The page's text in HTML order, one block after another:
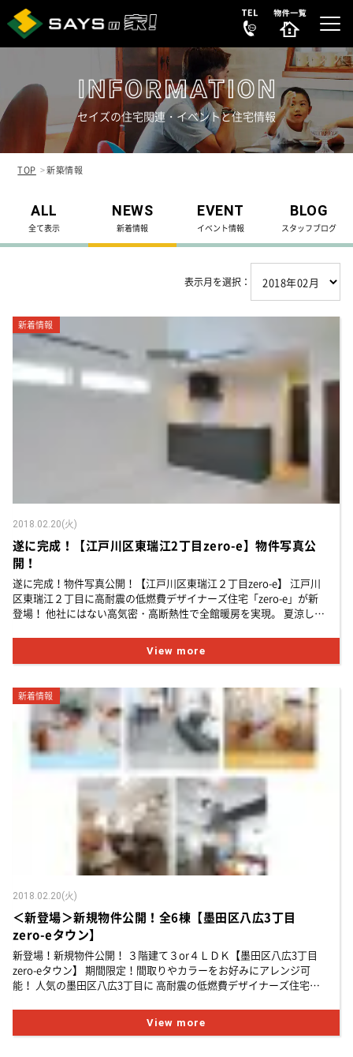
選ばれる理由
NEW HOUSE
販売中の新築分譲住宅
SECONDHAND
新着情報
建築実例
オーナーズボイス
動画ギャラリー
家づくりワークショップ
（住宅コラム）
耐震等級3の家づくり
「したまち未来活用」～不動産売却相談室～
プライバシーポリシー
サイトマップ
セイズの住宅関連・イベントと住宅情報
TOP 新築情報
ALL
全て表示
NEWS
新着情報
EVENT
イベント情報
BLOG
スタッフブログ
表示月を選択：
新着情報
2018.02.20(火)
遂に完成！【江戸川区東瑞江2丁目zero-e】物件写真公
開！
遂に完成！物件写真公開！【江戸川区東瑞江２丁目zero-e】 江戸川
区東瑞江２丁目に高耐震の低燃費デザイナーズ住宅「zero-e」が新
登場！ 他社にはない高気密・高断熱性で全館暖房を実現。 夏涼しく
View more
新着情報
2018.02.20(火)
＜新登場＞新規物件公開！全6棟【墨田区八広3丁目
zero-eタウン】
新登場！新規物件公開！ ３階建て３or４ＬＤＫ【墨田区八広3丁目
zero-eタウン】 期間限定！間取りやカラーをお好みにアレンジ可
能！ 人気の墨田区八広3丁目に 高耐震の低燃費デザイナーズ住宅
View more